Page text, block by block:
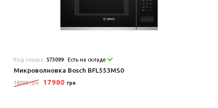
Код товара: 573099 Есть на складе
Микроволновка Bosch BFL553MS0
18000 грн 17980 грн